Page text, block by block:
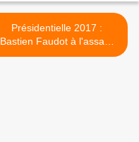
Présidentielle 2017 :
Bastien Faudot à l'assaut
des 500 parrainages >